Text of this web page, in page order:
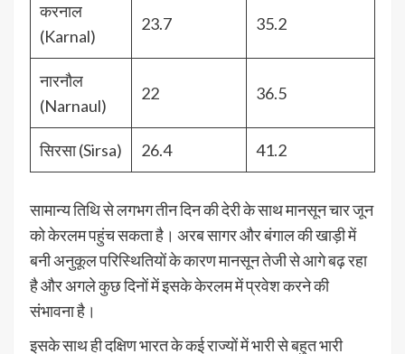
करनाल
(Karnal)
23.7 35.2
नारनौल
(Narnaul)
22 36.5
सिरसा (Sirsa) 26.4 41.2
सामान्य तिथि से लगभग तीन दिन की देरी के साथ मानसून चार जून
को केरलम पहुंच सकता है। अरब सागर और बंगाल की खाड़ी में
बनी अनुकूल परिस्थितियों के कारण मानसून तेजी से आगे बढ़ रहा
है और अगले कुछ दिनों में इसके केरलम में प्रवेश करने की
संभावना है।
इसके साथ ही दक्षिण भारत के कई राज्यों में भारी से बहुत भारी